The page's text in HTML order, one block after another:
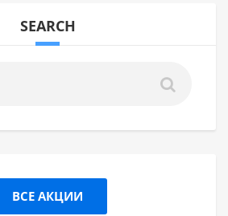
SEARCH
ВСЕ АКЦИИ